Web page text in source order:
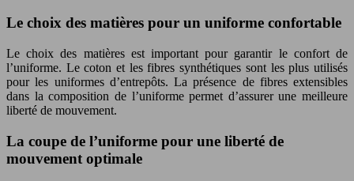
Le choix des matières pour un uniforme confortable
Le choix des matières est important pour garantir le confort de
l’uniforme. Le coton et les fibres synthétiques sont les plus utilisés
pour les uniformes d’entrepôts. La présence de fibres extensibles
dans la composition de l’uniforme permet d’assurer une meilleure
liberté de mouvement.
La coupe de l’uniforme pour une liberté de
mouvement optimale